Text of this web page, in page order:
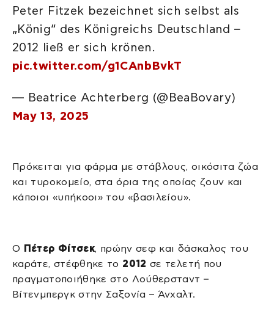
Peter Fitzek bezeichnet sich selbst als
„König“ des Königreichs Deutschland –
2012 ließ er sich krönen.
pic.twitter.com/g1CAnbBvkT
— Beatrice Achterberg (@BeaBovary)
May 13, 2025
Πρόκειται για φάρμα με στάβλους, οικόσιτα ζώα
και τυροκομείο, στα όρια της οποίας ζουν και
κάποιοι «υπήκοοι» του «βασιλείου».
Ο Πέτερ Φίτσεκ, πρώην σεφ και δάσκαλος του
καράτε, στέφθηκε το 2012 σε τελετή που
πραγματοποιήθηκε στο Λούθερσταντ –
Βίτενμπεργκ στην Σαξονία – Άνχαλτ.